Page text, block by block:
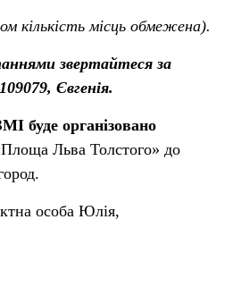
кількість місць обмежена).
звертайтеся за
Євгенія.
буде організовано
Льва Толстого» до
особа Юлія,